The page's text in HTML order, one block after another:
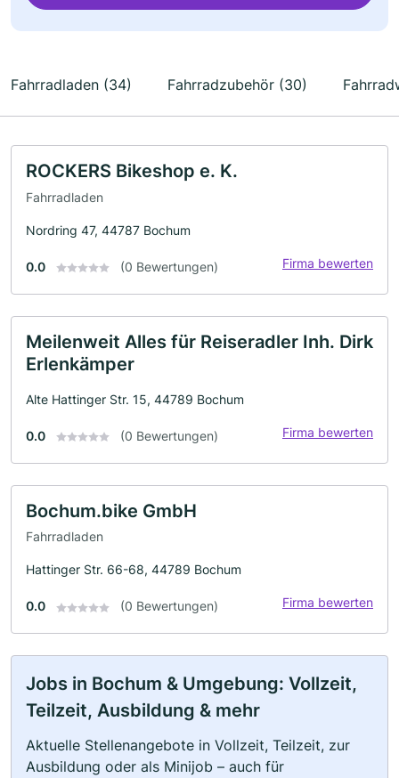
Fahrradladen (34) Fahrradzubehör (30)
ROCKERS Bikeshop e. K.
Fahrradladen
Nordring 47, 44787 Bochum
0.0 (0 Bewertungen) Firma bewerten
Meilenweit Alles für Reiseradler Inh. Dirk
Erlenkämper
Alte Hattinger Str. 15, 44789 Bochum
0.0 (0 Bewertungen) Firma bewerten
Bochum.bike GmbH
Fahrradladen
Hattinger Str. 66-68, 44789 Bochum
0.0 (0 Bewertungen) Firma bewerten
Jobs in Bochum & Umgebung: Vollzeit,
Teilzeit, Ausbildung & mehr
Aktuelle Stellenangebote in Vollzeit, Teilzeit, zur
Ausbildung oder als Minijob – auch für